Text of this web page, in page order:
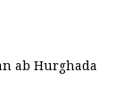
ab Hurghada